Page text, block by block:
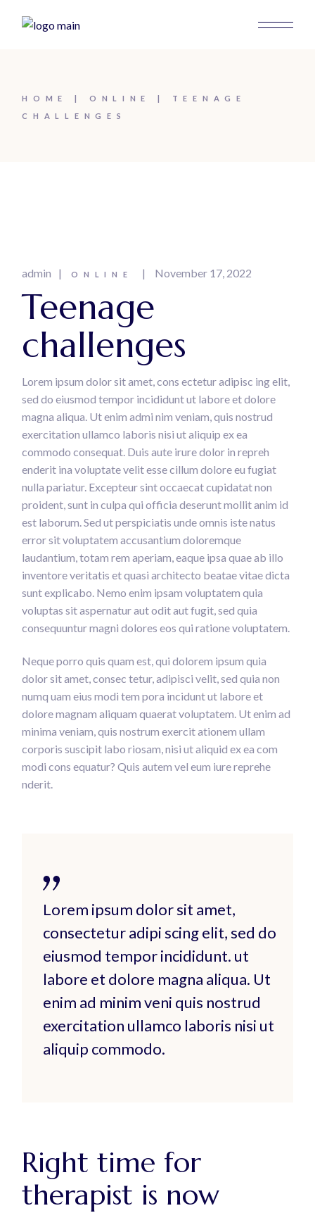
HOME ONLINE
TEENAGE
CHALLENGES
admin ONLINE November 17, 2022
Teenage
challenges
Lorem ipsum dolor sit amet, cons ectetur adipisc ing elit,
sed do eiusmod tempor incididunt ut labore et dolore
magna aliqua. Ut enim admi nim veniam, quis nostrud
exercitation ullamco laboris nisi ut aliquip ex ea
commodo consequat. Duis aute irure dolor in repreh
enderit ina voluptate velit esse cillum dolore eu fugiat
nulla pariatur. Excepteur sint occaecat cupidatat non
proident, sunt in culpa qui officia deserunt mollit anim id
est laborum. Sed ut perspiciatis unde omnis iste natus
error sit voluptatem accusantium doloremque
laudantium, totam rem aperiam, eaque ipsa quae ab illo
inventore veritatis et quasi architecto beatae vitae dicta
sunt explicabo. Nemo enim ipsam voluptatem quia
voluptas sit aspernatur aut odit aut fugit, sed quia
consequuntur magni dolores eos qui ratione voluptatem.
Neque porro quis quam est, qui dolorem ipsum quia
dolor sit amet, consec tetur, adipisci velit, sed quia non
numq uam eius modi tem pora incidunt ut labore et
dolore magnam aliquam quaerat voluptatem. Ut enim ad
minima veniam, quis nostrum exercit ationem ullam
corporis suscipit labo riosam, nisi ut aliquid ex ea com
modi cons equatur? Quis autem vel eum iure reprehe
nderit.
Lorem ipsum dolor sit amet,
consectetur adipi scing elit, sed do
eiusmod tempor incididunt. ut
labore et dolore magna aliqua. Ut
enim ad minim veni quis nostrud
exercitation ullamco laboris nisi ut
aliquip commodo.
Right time for
therapist is now